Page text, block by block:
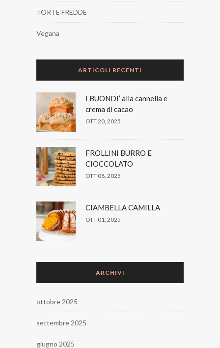
TORTE FREDDE
Vegana
ARTICOLI RECENTI
I BUONDI’ alla cannella e
crema di cacao
OTT 20, 2025
FROLLINI BURRO E
CIOCCOLATO
OTT 08, 2025
CIAMBELLA CAMILLA
OTT 01, 2025
ARCHIVI
ottobre 2025
settembre 2025
giugno 2025